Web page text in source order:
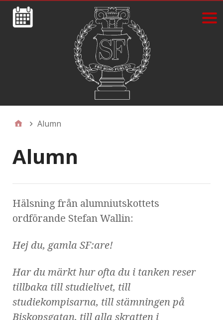
Alumn
Alumn
Hälsning från alumniutskottets
ordförande Stefan Wallin:
Hej du, gamla SF:are!
Har du märkt hur ofta du i tanken reser
tillbaka till studielivet, till
studiekompisarna, till stämningen på
Biskopsgatan, till alla skratten i